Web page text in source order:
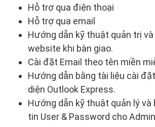
Hỗ trợ qua điện thoại
Hỗ trợ qua email
Hướng dẫn kỹ thuật quản trị
website khi bàn giao.
Cài đặt Email theo tên miền
Hướng dẫn bằng tài liệu cài
diện Outlook Express.
Hướng dẫn kỹ thuật quản lý và
tin User & Password cho